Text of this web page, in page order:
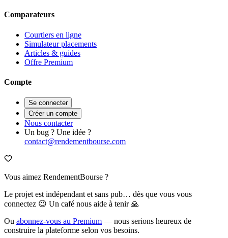
Comparateurs
Courtiers en ligne
Simulateur placements
Articles & guides
Offre Premium
Compte
Se connecter
Créer un compte
Nous contacter
Un bug ? Une idée ?
contact@rendementbourse.com
Vous aimez RendementBourse ?
Le projet est indépendant et sans pub… dès que vous vous
connectez 😉 Un café nous aide à tenir 🙏
Ou abonnez-vous au Premium — nous serions heureux de
construire la plateforme selon vos besoins.